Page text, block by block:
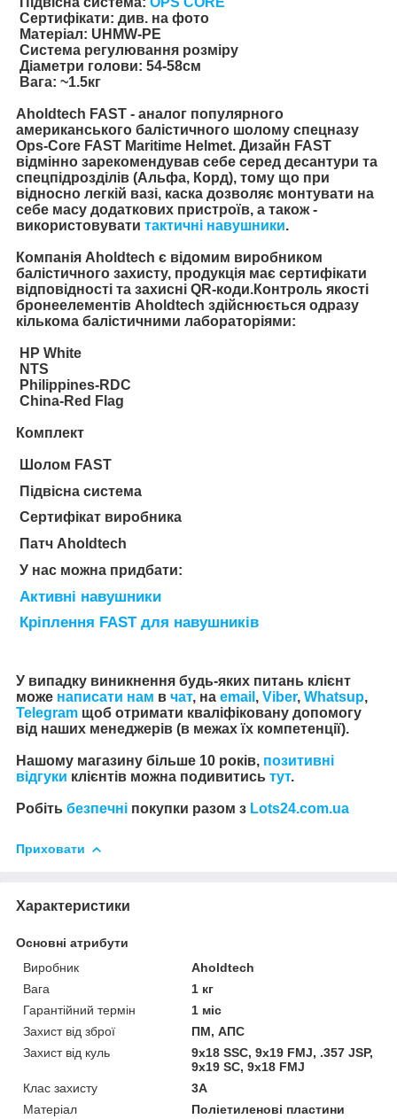
Сертифікати: див. на фото
Матеріал: UHMW-PE
Система регулювання розміру
Діаметри голови: 54-58см
Вага: ~1.5кг
Aholdtech FAST - аналог популярного
американського балістичного шолому спецназу
Ops-Core FAST Maritime Helmet. Дизайн FAST
відмінно зарекомендував себе серед десантури та
спецпідрозділів (Альфа, Корд), тому що при
відносно легкій вазі, каска дозволяє монтувати на
себе масу додаткових пристроїв, а також -
використовувати тактичні навушники.
Компанія Aholdtech є відомим виробником
балістичного захисту, продукція має сертифікати
відповідності та захисні QR-коди.Контроль якості
бронеелементів Aholdtech здійснюється одразу
кількома балістичними лабораторіями:
HP White
NTS
Philippines-RDC
China-Red Flag
Комплект
Шолом FAST
Підвісна система
Сертифікат виробника
Патч Aholdtech
У нас можна придбати:
Активні навушники
Кріплення FAST для навушників
У випадку виникнення будь-яких питань клієнт
може написати нам в чат, на email , Viber, Whatsup,
Telegram щоб отримати кваліфіковану допомогу
від наших менеджерів (в межах їх компетенції).
Нашому магазину більше 10 років, позитивні
відгуки клієнтів можна подивитись тут.
Робіть безпечні покупки разом з Lots24.com.ua
Приховати
Характеристики
Основні атрибути
Виробник
Aholdtech
Вага
1 кг
Гарантійний термін
1 міс
Захист від зброї
ПМ, АПС
Захист від куль
9х18 SSC, 9х19 FMJ, .357 JSP,
9х19 SC, 9х18 FMJ
Клас захисту
3А
Матеріал
Поліетиленові пластини